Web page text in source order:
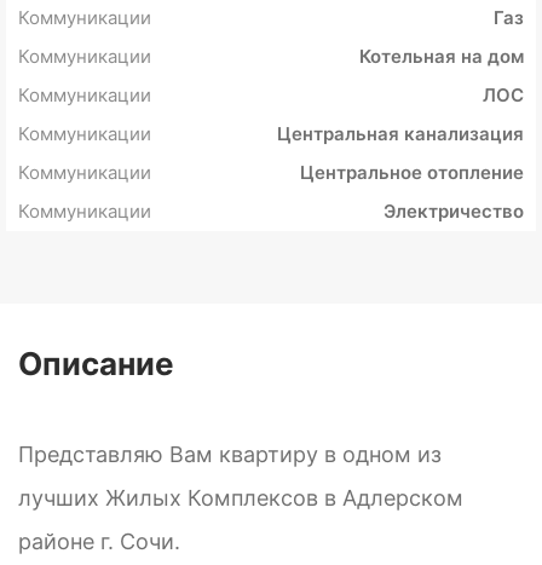
Коммуникации
Газ
Коммуникации
Котельная на дом
Коммуникации
ЛОС
Коммуникации
Центральная канализация
Коммуникации
Центральное отопление
Коммуникации
Электричество
Описание
Представляю Вам квартиру в одном из
лучших Жилых Комплексов в Адлерском
районе г. Сочи.